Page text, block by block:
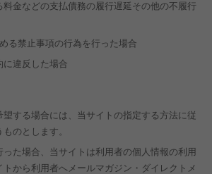
料金などの支払債務の履行遅延その他の不履行
る禁止事項の行為を行った場合
に違反した場合
望する場合には、当サイトの指定する方法に従
のとします。
た場合、当サイトは利用者の個人情報の利用
トから利用者へメールマガジン・ダイレクトメ